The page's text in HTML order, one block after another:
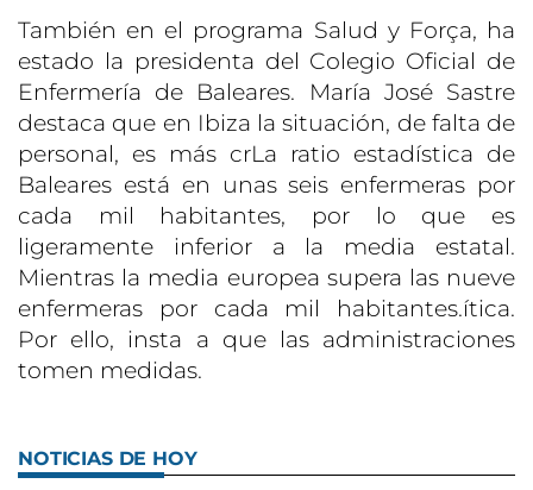
También en el programa Salud y Força, ha
estado la presidenta del Colegio Oficial de
Enfermería de Baleares. María José Sastre
destaca que en Ibiza la situación, de falta de
personal, es más crLa ratio estadística de
Baleares está en unas seis enfermeras por
cada mil habitantes, por lo que es
ligeramente inferior a la media estatal.
Mientras la media europea supera las nueve
enfermeras por cada mil habitantes.ítica.
Por ello, insta a que las administraciones
tomen medidas.
NOTICIAS DE HOY